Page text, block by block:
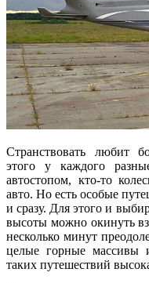
Странствовать любит
этого у каждого
автостопом, кто-то
авто. Но есть особые
и сразу. Для этого и
высоты можно окинуть
несколько минут
целые горные массивы
таких путешествий